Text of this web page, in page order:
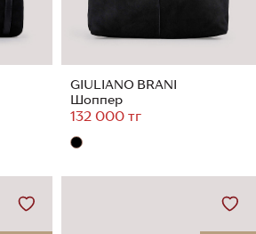
GIULIANO BRANI
Шоппер
132 000 тг